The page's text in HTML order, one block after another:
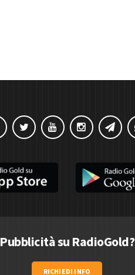
Pubblicità su RadioGold?
RICHIEDI INFO